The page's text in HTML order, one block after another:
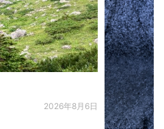
2026年8月6日